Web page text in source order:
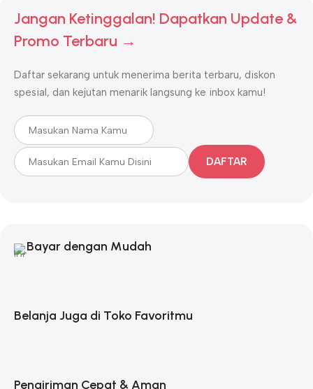
Jangan Ketinggalan! Dapatkan Update &
Promo Terbaru →
Daftar sekarang untuk menerima berita terbaru, diskon
spesial, dan kejutan menarik langsung ke inbox kamu!
DAFTAR
Bayar dengan Mudah
Belanja Juga di Toko Favoritmu
Pengiriman Cepat & Aman